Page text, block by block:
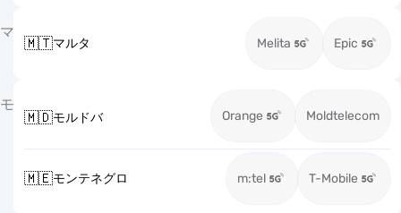
マ
🇲🇹マルタ Melita Epic
モ
🇲🇩モルドバ Orange Moldtelecom
🇲🇪モンテネグロ m:tel T-Mobile